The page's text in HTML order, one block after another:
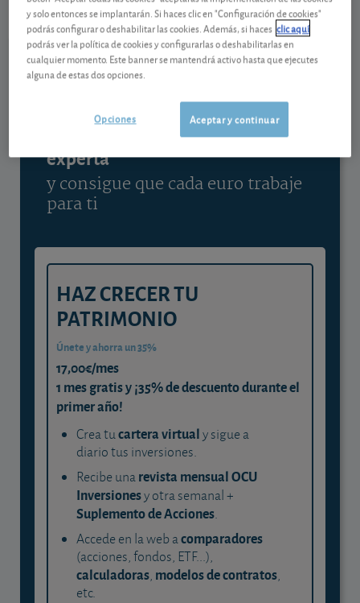
Ver detalladamente
Contenido reservado a SOCIOS
Gestiona tu dinero con visión
experta
y consigue que cada euro trabaje
para ti
HAZ CRECER TU
PATRIMONIO
Únete y ahorra un 35%
17,00€/mes
1 mes gratis y ¡35% de descuento durante el
primer año!
Crea tucartera virtualy sigue a
diario tus inversiones.
Recibe unarevista mensual OCU
Inversionesy otra semanal +
Suplemento de Acciones.
Accede en la web acomparadores
(acciones, fondos, ETF...),
calculadoras, modelos de contratos,
etc.
y solo entonces se implantarán. Si haces clic en "Configuración de cookies"
podrás configurar o deshabilitar las cookies. Además, si haces clic aquí
podrás ver la política de cookies y configurarlas o deshabilitarlas en
cualquier momento. Este banner se mantendrá activo hasta que ejecutes
alguna de estas dos opciones.
Aceptar y continuar
Opciones